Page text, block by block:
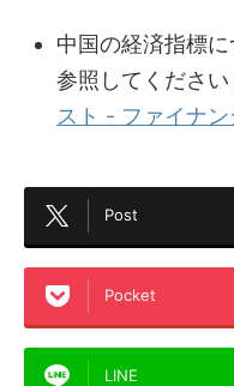
中国の経済指標
参照してください
スト - ファイナ
Post
Pocket
LINE